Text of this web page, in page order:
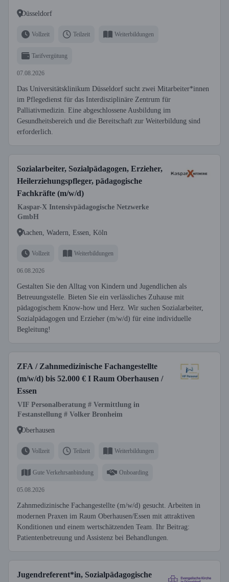
Düsseldorf
Vollzeit Teilzeit Weiterbildungen
Tarifvergütung
07.08.2026
Das Universitätsklinikum Düsseldorf sucht zwei Mitarbeiter*innen
im Pflegedienst für das Interdisziplinäre Zentrum für
Palliativmedizin. Eine abgeschlossene Ausbildung im
Gesundheitsbereich und die Bereitschaft zur Weiterbildung sind
erforderlich.
Sozialarbeiter, Sozialpädagogen, Erzieher,
Heilerziehungspfleger, pädagogische
Fachkräfte (m/w/d)
Kaspar-X Intensivpädagogische Netzwerke
GmbH
Aachen, Wadern, Essen, Köln
Vollzeit Weiterbildungen
06.08.2026
Gestalten Sie den Alltag von Kindern und Jugendlichen als
Betreuungsstelle. Bieten Sie ein verlässliches Zuhause mit
pädagogischem Know-how und Herz. Wir suchen Sozialarbeiter,
Sozialpädagogen und Erzieher (m/w/d) für eine individuelle
Begleitung!
ZFA / Zahnmedizinische Fachangestellte
(m/w/d) bis 52.000 € I Raum Oberhausen /
Essen
VIF Personalberatung # Vermittlung in
Festanstellung # Volker Bronheim
Oberhausen
Vollzeit Teilzeit Weiterbildungen
Gute Verkehrsanbindung Onboarding
05.08.2026
Zahnmedizinische Fachangestellte (m/w/d) gesucht. Arbeiten in
modernen Praxen im Raum Oberhausen/Essen mit attraktiven
Konditionen und einem wertschätzenden Team. Ihr Beitrag:
Patientenbetreuung und Assistenz bei Behandlungen.
Jugendreferent*in, Sozialpädagogische